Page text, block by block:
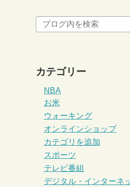
カテゴリー
NBA
お米
ウォーキング
オンラインショップ
カテゴリを追加
スポーツ
テレビ番組
デジタル・インターネ